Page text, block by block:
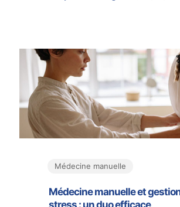
Médecine manuelle
Médecine manuelle et